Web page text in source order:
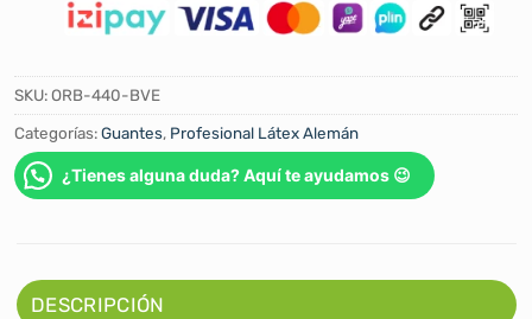
SKU:ORB-440-BVE
Categorías:Guantes, Profesional Látex Alemán
¿Tienes alguna duda? Aquí te ayudamos 😉
DESCRIPCIÓN